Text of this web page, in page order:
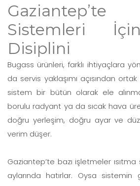
Sistemleri
Disiplini
Bugass ürünleri, farklı ihtiyaçlara
da servis yaklaşımı açısından
sistem bir bütün olarak ele
borulu radyant ya da sıcak hava
doğru yerleşim, doğru ayar ve
verim düşer.
Gaziantep’te bazı işletmeler
aylarında hatırlar. Oysa sistemin